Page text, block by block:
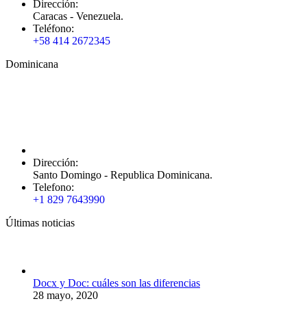
Dirección:
Caracas - Venezuela.
Teléfono:
+58 414 2672345
Dominicana
Dirección:
Santo Domingo - Republica Dominicana.
Telefono:
+1 829 7643990
Últimas noticias
Docx y Doc: cuáles son las diferencias
28 mayo, 2020